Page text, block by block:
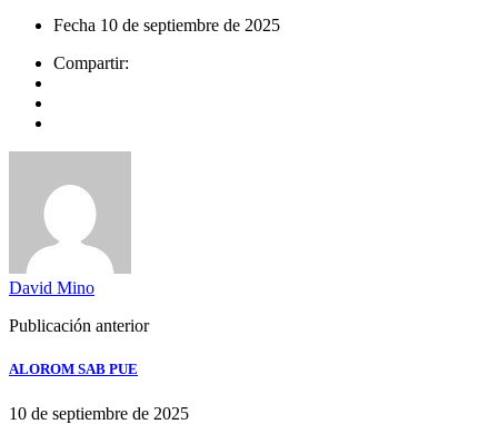
Fecha 10 de septiembre de 2025
Compartir:
David Mino
Publicación anterior
ALOROM SAB PUE
10 de septiembre de 2025